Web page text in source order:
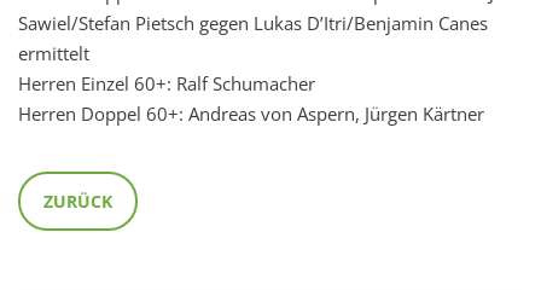
Sawiel/Stefan Pietsch gegen Lukas D’Itri/Benjamin Canes
ermittelt
Herren Einzel 60+: Ralf Schumacher
Herren Doppel 60+: Andreas von Aspern, Jürgen Kärtner
ZURÜCK